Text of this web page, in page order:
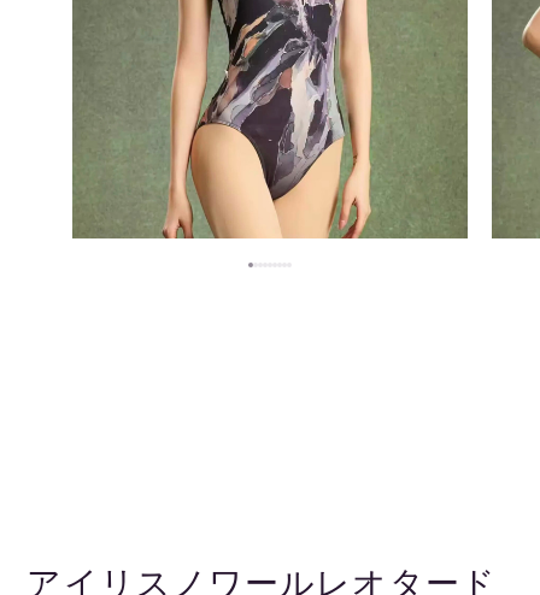
アイリスノワールレオタード